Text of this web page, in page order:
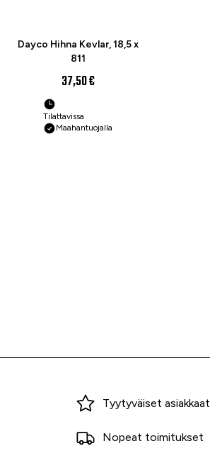
Dayco Hihna Kevlar, 18,5 x
811
37,50 €
Tilattavissa
Maahantuojalla
Miksi ostaa Tarvikekeskuksesta?
Tyytyväiset asiakkaat
Nopeat toimitukset